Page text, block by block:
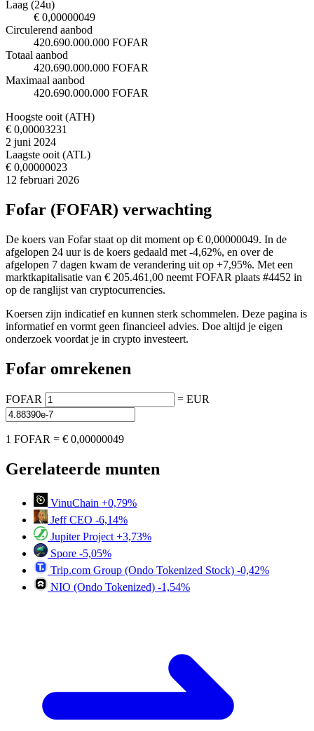
Laag (24u)
€ 0,00000049
Circulerend aanbod
420.690.000.000 FOFAR
Totaal aanbod
420.690.000.000 FOFAR
Maximaal aanbod
420.690.000.000 FOFAR
Hoogste ooit (ATH)
€ 0,00003231
2 juni 2024
Laagste ooit (ATL)
€ 0,00000023
12 februari 2026
Fofar (FOFAR) verwachting
De koers van Fofar staat op dit moment op € 0,00000049. In de
afgelopen 24 uur is de koers gedaald met -4,62%, en over de
afgelopen 7 dagen kwam de verandering uit op +7,95%. Met een
marktkapitalisatie van € 205.461,00 neemt FOFAR plaats #4452 in
op de ranglijst van cryptocurrencies.
Koersen zijn indicatief en kunnen sterk schommelen. Deze pagina is
informatief en vormt geen financieel advies. Doe altijd je eigen
onderzoek voordat je in crypto investeert.
Fofar omrekenen
FOFAR = EUR
1 FOFAR = € 0,00000049
Gerelateerde munten
VinuChain +0,79%
Jeff CEO -6,14%
Jupiter Project +3,73%
Spore -5,05%
Trip.com Group (Ondo Tokenized Stock) -0,42%
NIO (Ondo Tokenized) -1,54%